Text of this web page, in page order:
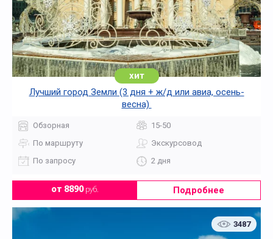
хит
Лучший город Земли (3 дня + ж/д или авиа, осень-
весна)
Обзорная
15-50
По маршруту
Экскурсовод
По запросу
2 дня
от 8890руб. Подробнее
3487